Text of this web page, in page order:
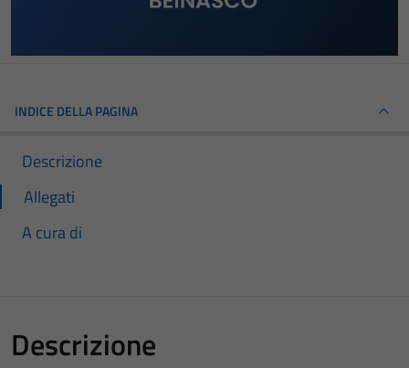
INDICE DELLA PAGINA
Descrizione
Allegati
A cura di
Descrizione